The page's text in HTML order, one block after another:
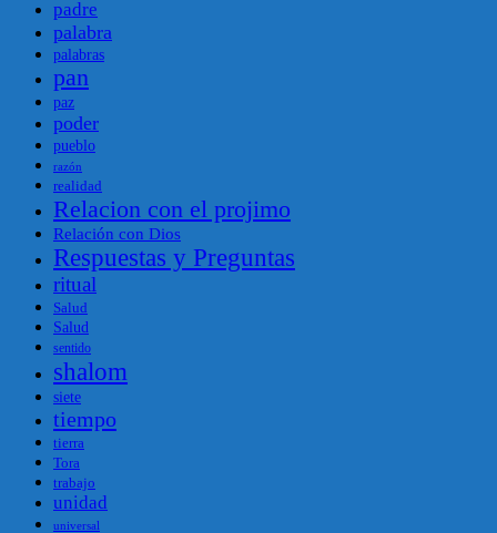
padre
palabra
palabras
pan
paz
poder
pueblo
razón
realidad
Relacion con el projimo
Relación con Dios
Respuestas y Preguntas
ritual
Salud
Salud
sentido
shalom
siete
tiempo
tierra
Tora
trabajo
unidad
universal